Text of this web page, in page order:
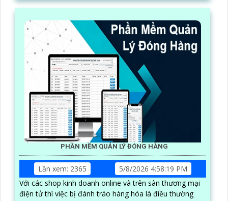
PHẦN MỀM QUẢN LÝ ĐÓNG HÀNG
Lần xem: 2365
5/8/2026 4:58:19 PM
Với các shop kinh doanh online và trên sàn thương mại
điện tử thì việc bị đánh tráo hàng hóa là điều thường